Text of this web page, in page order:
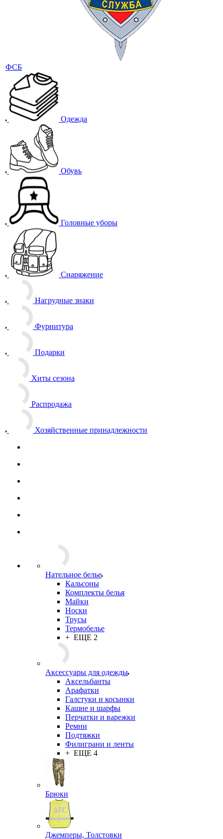
ФСБ
Одежда
Обувь
Головные уборы
Снаряжение
Нагрудные знаки
Фурнитура
Подарки
Хиты сезона
Распродажа
Хозяйственные принадлежности
Нательное белье
Кальсоны
Комплекты белья
Майки
Носки
Трусы
Термобелье
+ ЕЩЕ 2
Аксессуары для одежды
Аксельбанты
Арафатки
Галстуки и косынки
Кашне и шарфы
Перчатки и варежки
Ремни
Подтяжки
Филиграни и ленты
+ ЕЩЕ 4
Брюки
Джемперы, Толстовки